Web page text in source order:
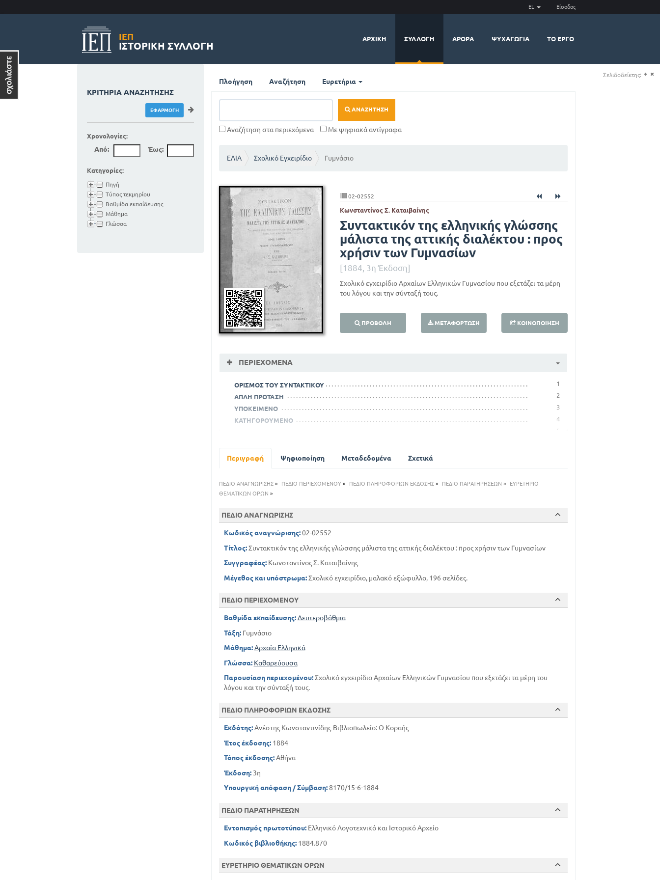
EL Είσοδος
ΙΕΠ
ΙΣΤΟΡΙΚΉ ΣΥΛΛΟΓΉ
ΑΡΧΙΚΉ ΣΥΛΛΟΓΉ ΆΡΘΡΑ ΨΥΧΑΓΩΓΊΑ ΤΟ ΈΡΓΟ
Πλοήγηση Αναζήτηση Ευρετήρια
ΑΝΑΖΉΤΗΣΗ
Αναζήτηση στα περιεχόμενα Με ψηφιακά αντίγραφα
ΕΛΙΑ Σχολικό Εγχειρίδιο Γυμνάσιο
02-02552
Κωνσταντίνος Σ. Καταιβαίνης
Συντακτικόν της ελληνικής γλώσσης
μάλιστα της αττικής διαλέκτου : προς
χρήσιν των Γυμνασίων
[1884, 3η Έκδοση]
Σχολικό εγχειρίδιο Αρχαίων Ελληνικών Γυμνασίου που εξετάζει τα μέρη
του λόγου και την σύνταξή τους.
ΠΡΟΒΟΛΉ ΜΕΤΑΦΌΡΤΩΣΗ ΚΟΙΝΟΠΟΊΗΣΗ
ΠΕΡΙΕΧΌΜΕΝΑ
ΟΡΙΣΜΟΣ ΤΟΥ ΣΥΝΤΑΚΤΙΚΟΥ
1
ΑΠΛΗ ΠΡΟΤΑΣΗ
2
ΥΠΟΚΕΙΜΕΝΟ
3
ΚΑΤΗΓΟΡΟΥΜΕΝΟ
4
5
ΠΑΡΑΛΕΙΨΗ ΤΟΥ ΚΑΤΗΓΟΡΗΜΕΝΟΥ
ΣΥΜΦΩΝΙΑ ΤΟΥ ΚΑΤΗΓΟΡΟΥΜΕΝΟΥ ΠΡΟΣ ΤΟ ΥΠΟΚΕΙΜΕΝΟ
ΣΥΜΦΩΝΙΑ ΤΩΝ ΟΡΩΝ ΤΗΣ ΣΥΝΘΕΤΟΥ ΠΡΟΤΑΣΕΩΣ
15
18
ΠΑΡΑΘΕΣΗ
ΓΕΝΙΚΗ ΕΠΙ ΤΩΝ ΟΥΣΙΑΣΤΙΚΩΝ
ΓΕΝΙΚΗ ΕΠΙ ΤΩΝ ΕΠΙΘΕΤΩΝ
ΤΑ ΠΑΡΑΘΕΤΙΚΑ
ΔΟΤΙΚΗ ΤΗΣ ΚΤΗΣΕΩΣ - ΩΦΕΛΕΙΑΣ
Η ΒΛΑΒΗ ΤΗΣ ΑΝΑΦΟΡΑΣ
27
Η ΣΧΕΣΗ ΤΟΥ ΧΡΟΝΟΥ
Η ΣΧΕΣΗ ΤΟΥ ΤΟΠΟΥ
Η ΣΧΕΣΗ ΤΟΥ ΤΡΟΠΟΥ
Η ΣΧΕΣΗ ΤΟΥ ΠΟΣΟΥ
Η ΣΧΕΣΗ ΤΟΥ ΚΑΤΆ ΤΙ
Η ΣΧΕΣΗ ΤΟΥ ΑΙΤΙΟΥ
ΕΝΕΡΓΗΤΙΚΑ ΡΗΜΑΤΑ
ΑΠΟΘΕΤΙΚΑ
ΑΠΡΟΣΩΠΑ
ΧΡΟΝΟΙ ΤΟΥ ΡΗΜΑΤΟΣ
ΟΙ ΕΓΚΛΙΣΕΙΣ
ΤΟ ΑΠΑΡΕΜΦΑΤΟ - ΤΟ ΥΠΟΚΕΙΜΕΝΟ ΤΟΥ - ΜΕ ΤΑ ΤΟ ΑΡΘΡΟ - ΧΩΡΙΣ ΑΡΘΡΟ - ΤΟ ΑΠΟΛΥΤΟ
ΑΠΑΡΕΜΦΑΤΟ
Η ΜΕΤΟΧΗ ΚΑΙ ΤΑ ΕΙΔΗ ΤΩΝ ΜΕΤΟΧΩΝ
ΤΑ ΕΙΣ , ΤΟΣ ΚΑΙ ΤΕΟΣ ΡΗΜ.
ΤΟ ΑΡΘΡΟ
93
ΤΟ ΑΡΘΡΟ ΜΕΤΑ ΤΟ ΟΥΣΙΑΣΤΙΚΟ
93
Περιγραφή Ψηφιοποίηση Μεταδεδομένα Σχετικά
ΠΕΔΙΟ ΑΝΑΓΝΩΡΙΣΗΣ» ΠΕΔΙΟ ΠΕΡΙΕΧΟΜΕΝΟΥ» ΠΕΔΙΟ ΠΛΗΡΟΦΟΡΙΩΝ ΕΚΔΟΣΗΣ» ΠΕΔΙΟ ΠΑΡΑΤΗΡΗΣΕΩΝ »
ΕΥΡΕΤΗΡΙΟ
ΘΕΜΑΤΙΚΩΝ ΟΡΩΝ »
ΠΕΔΙΟ ΑΝΑΓΝΩΡΙΣΗΣ
Κωδικός αναγνώρισης:02-02552
Τίτλος:Συντακτικόν της ελληνικής γλώσσης μάλιστα της αττικής διαλέκτου : προς χρήσιν των Γυμνασίων
Συγγραφέας:Κωνσταντίνος Σ. Καταιβαίνης
Μέγεθος και υπόστρωμα:Σχολικό εγχειρίδιο, μαλακό εξώφυλλο, 196 σελίδες.
ΠΕΔΙΟ ΠΕΡΙΕΧΟΜΕΝΟΥ
Βαθμίδα εκπαίδευσης: Δευτεροβάθμια
Τάξη:Γυμνάσιο
Μάθημα: Αρχαία Ελληνικά
Γλώσσα: Καθαρεύουσα
Παρουσίαση περιεχομένου:Σχολικό εγχειρίδιο Αρχαίων Ελληνικών Γυμνασίου που εξετάζει τα μέρη του
λόγου και την σύνταξή τους.
ΠΕΔΙΟ ΠΛΗΡΟΦΟΡΙΩΝ ΕΚΔΟΣΗΣ
Εκδότης:Ανέστης Κωνσταντινίδης-Βιβλιοπωλείο: Ο Κοραής
Έτος έκδοσης:1884
Τόπος έκδοσης:Αθήνα
Έκδοση:3η
Υπουργική απόφαση / Σύμβαση:8170/15-6-1884
ΠΕΔΙΟ ΠΑΡΑΤΗΡΗΣΕΩΝ
Εντοπισμός πρωτοτύπου:Ελληνικό Λογοτεχνικό και Ιστορικό Αρχείο
Κωδικός βιβλιοθήκης:1884.870
ΕΥΡΕΤΗΡΙΟ ΘΕΜΑΤΙΚΩΝ ΟΡΩΝ
ΚΡΙΤΉΡΙΑ ΑΝΑΖΉΤΗΣΗΣ
Χρονολογίες:
Από: Έως:
Κατηγορίες:
Πηγή
Τύπος τεκμηρίου
Βαθμίδα εκπαίδευσης
Μάθημα
Γλώσσα
Σελιδοδείκτης: